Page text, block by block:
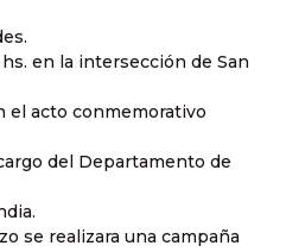
en la intersección de San
el acto conmemorativo
del Departamento de
se realizara una campaña